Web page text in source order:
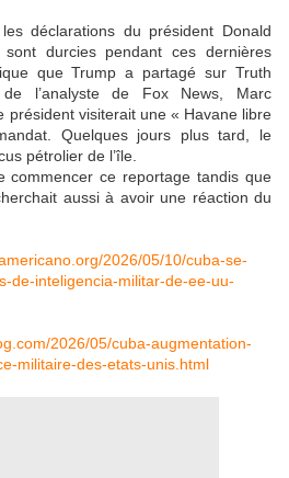
déclarations du président Donald
durcies pendant ces dernières
que Trump a partagé sur Truth
l’analyste de Fox News, Marc
président visiterait une « Havane libre
Quelques jours plus tard, le
pétrolier de l’île.
commencer ce reportage tandis que
aussi à avoir une réaction du
2026/05/10/cuba-se-
de-inteligencia-militar-de-ee-uu-
2026/05/cuba-augmentation-
militaire-des-etats-unis.html